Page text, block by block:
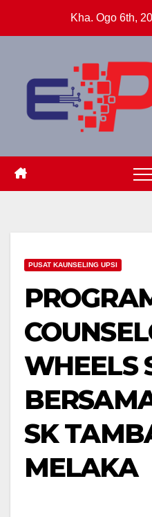
Kha. Ogo 6th,
PUSAT KAUNSELING UPSI
WHEELS
SK
MELAKA